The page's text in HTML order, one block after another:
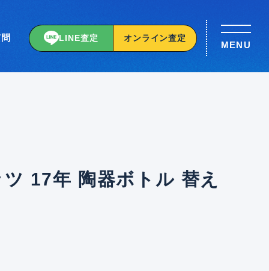
LINE査定 オンライン査定
MENU
17年 陶器ボトル 替え